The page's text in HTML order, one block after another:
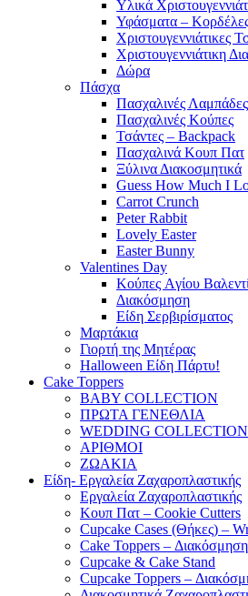
Υλικά
Υφάσματα –
Χριστουγεννιάτικες
Χριστουγεννιάτικη
Δώρα
Πάσχα
Πασχαλινές Λαμπάδες
Πασχαλινές Κούπες
Τσάντες – Backpack
Πασχαλινά Κουπ Πατ
Ξύλινα Διακοσμητικά
Guess How Much I
Carrot Crunch
Peter Rabbit
Lovely Easter
Easter Bunny
Valentines Day
Κούπες Aγίου
Διακόσμηση
Είδη Σερβιρίσματος
Μαρτάκια
Γιορτή της Μητέρας
Halloween Είδη Πάρτυ!
Cake Toppers
BABY COLLECTION
ΠΡΩΤΑ ΓΕΝΕΘΛΙΑ
WEDDING COLLECTION
ΑΡΙΘΜΟΙ
ΖΩΑΚΙΑ
Είδη- Εργαλεία Ζαχαροπλαστικής
Εργαλεία Ζαχαροπλαστικής
Κουπ Πατ – Cookie Cutters
Cupcake Cases (Θήκες) –
Cake Toppers –
Cupcake & Cake Stand
Cupcake Toppers –